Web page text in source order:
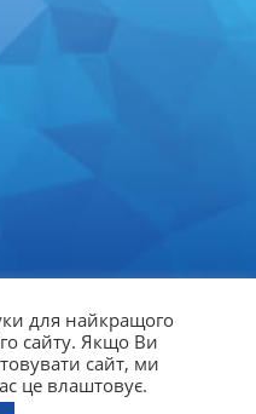
для найкращого
сайту. Якщо Ви
сайт, ми
це влаштовує.